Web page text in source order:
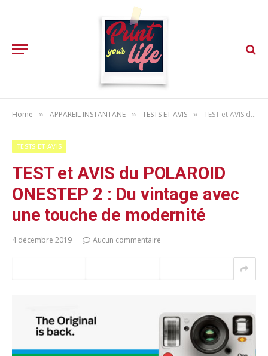
Home » APPAREIL INSTANTANÉ » TESTS ET AVIS » TEST et AVIS du POLAROID ONESTEP 2 : Du vintage avec une touche de modernité
TESTS ET AVIS
TEST et AVIS du POLAROID
ONESTEP 2 : Du vintage avec
une touche de modernité
4 décembre 2019 Aucun commentaire